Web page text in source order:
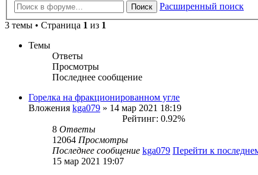
Поиск
Расширенный поиск
3 темы • Страница 1 из 1
Темы
Ответы
Просмотры
Последнее сообщение
Горелка на фракционированном угле
Вложения kga079 » 14 мар 2021 18:19
Рейтинг: 0.92%
8 Ответы
12064 Просмотры
Последнее сообщение kga079 Перейти к
15 мар 2021 19:07